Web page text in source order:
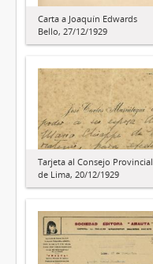
Carta a Joaquín Edwards
Bello, 27/12/1929
Tarjeta al Consejo Provincial
de Lima, 20/12/1929